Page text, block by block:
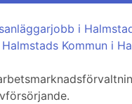
i
Kommun i